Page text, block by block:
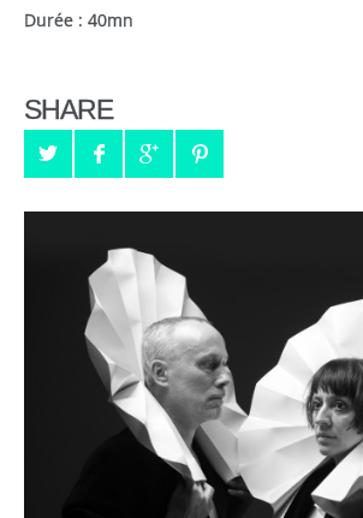
Durée : 40mn
SHARE